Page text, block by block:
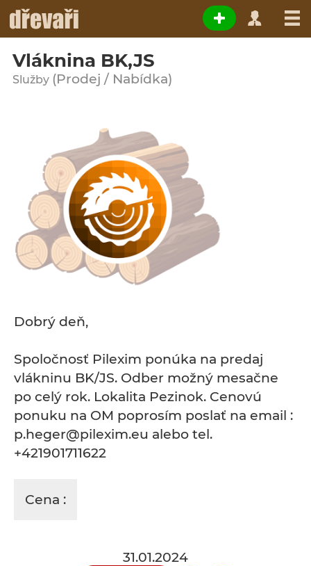
Vláknina BK,JS
Služby (Prodej / Nabídka)
Dobrý deň,
Spoločnosť Pilexim ponúka na predaj
vlákninu BK/JS. Odber možný mesačne
po celý rok. Lokalita Pezinok. Cenovú
ponuku na OM poprosím poslať na email :
p.heger@pilexim.eu alebo tel.
+421901711622
Cena :
31.01.2024